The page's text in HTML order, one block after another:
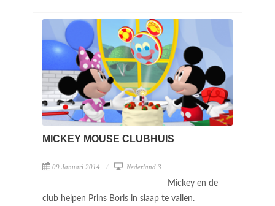
MICKEY MOUSE CLUBHUIS
09 Januari 2014 Nederland 3
Mickey en de
club helpen Prins Boris in slaap te vallen.